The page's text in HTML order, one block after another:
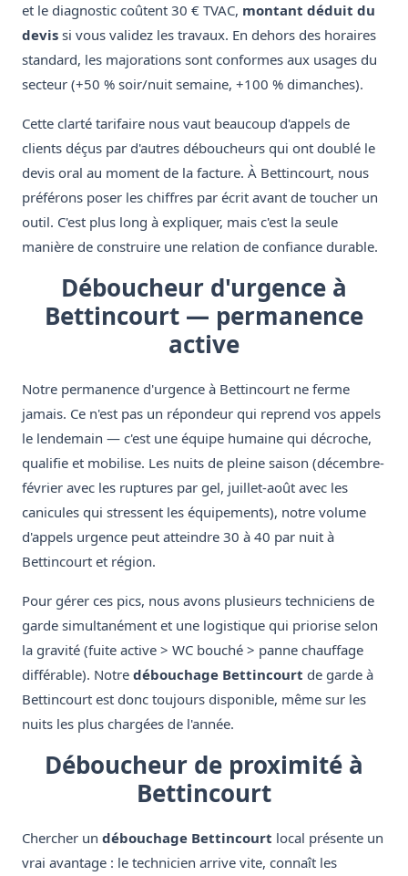
et le diagnostic coûtent 30 € TVAC, montant déduit du
devis si vous validez les travaux. En dehors des horaires
standard, les majorations sont conformes aux usages du
secteur (+50 % soir/nuit semaine, +100 % dimanches).
Cette clarté tarifaire nous vaut beaucoup d'appels de
clients déçus par d'autres déboucheurs qui ont doublé le
devis oral au moment de la facture. À Bettincourt, nous
préférons poser les chiffres par écrit avant de toucher un
outil. C'est plus long à expliquer, mais c'est la seule
manière de construire une relation de confiance durable.
Déboucheur d'urgence à
Bettincourt — permanence
active
Notre permanence d'urgence à Bettincourt ne ferme
jamais. Ce n'est pas un répondeur qui reprend vos appels
le lendemain — c'est une équipe humaine qui décroche,
qualifie et mobilise. Les nuits de pleine saison (décembre-
février avec les ruptures par gel, juillet-août avec les
canicules qui stressent les équipements), notre volume
d'appels urgence peut atteindre 30 à 40 par nuit à
Bettincourt et région.
Pour gérer ces pics, nous avons plusieurs techniciens de
garde simultanément et une logistique qui priorise selon
la gravité (fuite active > WC bouché > panne chauffage
différable). Notre débouchage Bettincourt de garde à
Bettincourt est donc toujours disponible, même sur les
nuits les plus chargées de l'année.
Déboucheur de proximité à
Bettincourt
Chercher un débouchage Bettincourt local présente un
vrai avantage : le technicien arrive vite, connaît les